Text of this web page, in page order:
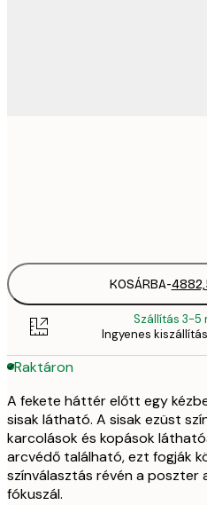
KOSÁRBA-
Szállítás 3-5
Ingyenes
Raktáron
A fekete háttér előtt egy
sisak látható. A sisak ezüst
karcolások és kopások
arcvédő található, ezt fogják
színválasztás révén a poszter
fókuszál.